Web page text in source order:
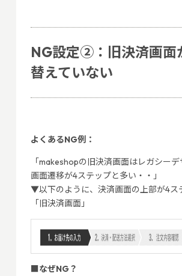
NG設定②：旧決済画面
替えていない
よくあるNG例：
「makeshopの旧決済画面はレガシー
画面遷移が4ステップと多い・・」
▼以下のように、決済画面の上部が4ス
「旧決済画面」
■なぜNG？